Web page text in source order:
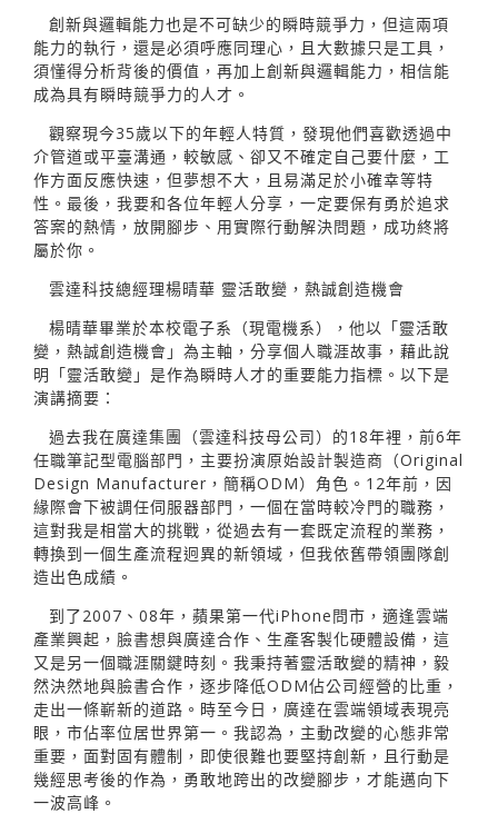
創新與邏輯能力也是不可缺少的瞬時競爭力，但這兩項
能力的執行，還是必須呼應同理心，且大數據只是工具，
須懂得分析背後的價值，再加上創新與邏輯能力，相信能
成為具有瞬時競爭力的人才。
觀察現今35歲以下的年輕人特質，發現他們喜歡透過中
介管道或平臺溝通，較敏感、卻又不確定自己要什麼，工
作方面反應快速，但夢想不大，且易滿足於小確幸等特
性。最後，我要和各位年輕人分享，一定要保有勇於追求
答案的熱情，放開腳步、用實際行動解決問題，成功終將
屬於你。
雲達科技總經理楊晴華 靈活敢變，熱誠創造機會
楊晴華畢業於本校電子系（現電機系），他以「靈活敢
變，熱誠創造機會」為主軸，分享個人職涯故事，藉此說
明「靈活敢變」是作為瞬時人才的重要能力指標。以下是
演講摘要：
過去我在廣達集團（雲達科技母公司）的18年裡，前6年
任職筆記型電腦部門，主要扮演原始設計製造商（Original
Design Manufacturer，簡稱ODM）角色。12年前，因
緣際會下被調任伺服器部門，一個在當時較冷門的職務，
這對我是相當大的挑戰，從過去有一套既定流程的業務，
轉換到一個生產流程迥異的新領域，但我依舊帶領團隊創
造出色成績。
到了2007、08年，蘋果第一代iPhone問市，適逢雲端
產業興起，臉書想與廣達合作、生產客製化硬體設備，這
又是另一個職涯關鍵時刻。我秉持著靈活敢變的精神，毅
然決然地與臉書合作，逐步降低ODM佔公司經營的比重，
走出一條嶄新的道路。時至今日，廣達在雲端領域表現亮
眼，市佔率位居世界第一。我認為，主動改變的心態非常
重要，面對固有體制，即使很難也要堅持創新，且行動是
幾經思考後的作為，勇敢地跨出的改變腳步，才能邁向下
一波高峰。